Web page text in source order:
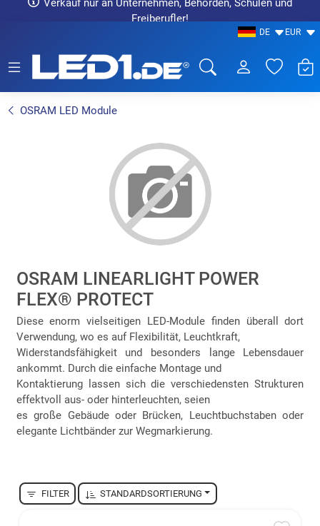
Verkauf nur an Unternehmen, Behörden, Schulen und
Freiberufler!
DE EUR
OSRAM LED Module
OSRAM LINEARLIGHT POWER
FLEX® PROTECT
Diese enorm vielseitigen LED-Module finden überall dort
Verwendung, wo es auf Flexibilität, Leuchtkraft,
Widerstandsfähigkeit und besonders lange Lebensdauer
ankommt. Durch die einfache Montage und
Kontaktierung lassen sich die verschiedensten Strukturen
effektvoll aus- oder hinterleuchten, seien
es große Gebäude oder Brücken, Leuchtbuchstaben oder
elegante Lichtbänder zur Wegmarkierung.
FILTER STANDARDSORTIERUNG